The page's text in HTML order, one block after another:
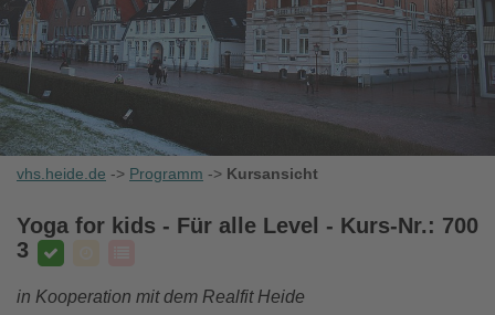
vhs.heide.de -> Programm -> Kursansicht
Yoga for kids - Für alle Level - Kurs-Nr.: 700
3
in Kooperation mit dem Realfit Heide